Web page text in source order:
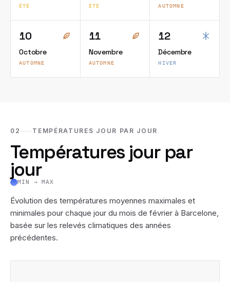
ÉTÉ ÉTÉ AUTOMNE
10
Octobre
AUTOMNE
11
Novembre
AUTOMNE
12
Décembre
HIVER
02 TEMPÉRATURES JOUR PAR JOUR
Températures jour par
jour
MIN → MAX
Évolution des températures moyennes maximales et
minimales pour chaque jour du mois de février à Barcelone,
basée sur les relevés climatiques des années
précédentes.